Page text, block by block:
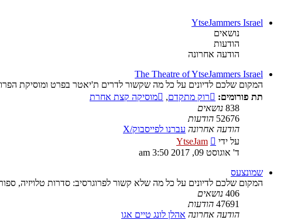
YtseJammers Israel
נושאים
הודעות
הודעה אחרונה
The Theatre of YtseJammers Israel
המקום שלכם לדיונים על כל מה שקשור לדרים ת'יאטר בפרט ומוסיקת
תת פורומים:
רוק מתקדם,
מוסיקה קצת אחרת
838 נושאים
52676 הודעות
הודעה אחרונה עברנו לפייסבוק/X
על ידי
YtseJamצפה
בהודעה
ד' אוגוסט 09, 2017 3:50 am
שמונצעס
המקום שלכם לדיונים על כל מה שלא קשור לפרוגרסיב: סדרות טלויזיה,
406 נושאים
47691 הודעות
הודעה אחרונה אהלן לונג טיים אגו